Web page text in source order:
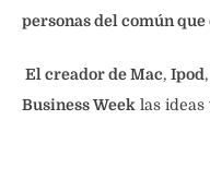
personas del común
El creador de Mac, Ipod ,
Business Week las ideas